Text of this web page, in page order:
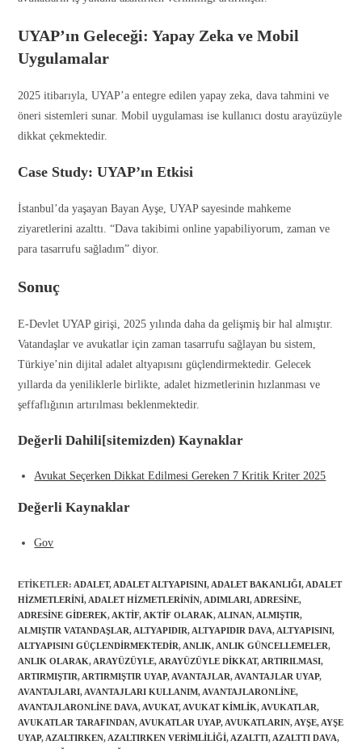
UYAP’ın Geleceği: Yapay Zeka ve Mobil
Uygulamalar
2025 itibarıyla, UYAP’a entegre edilen yapay zeka, dava tahmini ve
öneri sistemleri sunar. Mobil uygulaması ise kullanıcı dostu arayüzüyle
dikkat çekmektedir.
Case Study: UYAP’ın Etkisi
İstanbul’da yaşayan Bayan Ayşe, UYAP sayesinde mahkeme
ziyaretlerini azalttı. “Dava takibimi online yapabiliyorum, zaman ve
para tasarrufu sağladım” diyor.
Sonuç
E-Devlet UYAP girişi, 2025 yılında daha da gelişmiş bir hal almıştır.
Vatandaşlar ve avukatlar için zaman tasarrufu sağlayan bu sistem,
Türkiye’nin dijital adalet altyapısını güçlendirmektedir. Gelecek
yıllarda da yeniliklerle birlikte, adalet hizmetlerinin hızlanması ve
şeffaflığının artırılması beklenmektedir.
Değerli Dahili[sitemizden) Kaynaklar
Avukat Seçerken Dikkat Edilmesi Gereken 7 Kritik Kriter 2025
Değerli Kaynaklar
Gov
ETIKETLER: ADALET, ADALET ALTYAPISINI, ADALET BAKANLIĞI, ADALET
HIZMETLERINI, ADALET HIZMETLERININ, ADIMLARI, ADRESINE,
ADRESINE GIDEREK, AKTIF, AKTIF OLARAK, ALINAN, ALMIŞTIR,
ALMIŞTIR VATANDAŞLAR, ALTYAPIDIR, ALTYAPIDIR DAVA, ALTYAPISINI,
ALTYAPISINI GÜÇLENDIRMEKTEDIR, ANLIK, ANLIK GÜNCELLEMELER,
ANLIK OLARAK, ARAYÜZÜYLE, ARAYÜZÜYLE DIKKAT, ARTIRILMASI,
ARTIRMIŞTIR, ARTIRMIŞTIR UYAP, AVANTAJLAR, AVANTAJLAR UYAP,
AVANTAJLARI, AVANTAJLARI KULLANIM, AVANTAJLARONLINE,
AVANTAJLARONLINE DAVA, AVUKAT, AVUKAT KIMLIK, AVUKATLAR,
AVUKATLAR TARAFINDAN, AVUKATLAR UYAP, AVUKATLARIN, AYŞE, AYŞE
UYAP, AZALTIRKEN, AZALTIRKEN VERIMLILIĞI, AZALTTI, AZALTTI DAVA,